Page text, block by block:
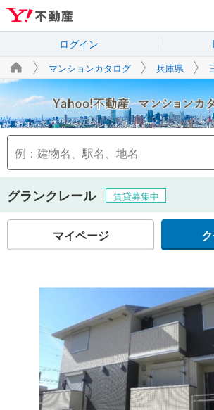
ログイン
マンションカタログ 兵庫県
グランクレール 賃貸募集中
マイページ